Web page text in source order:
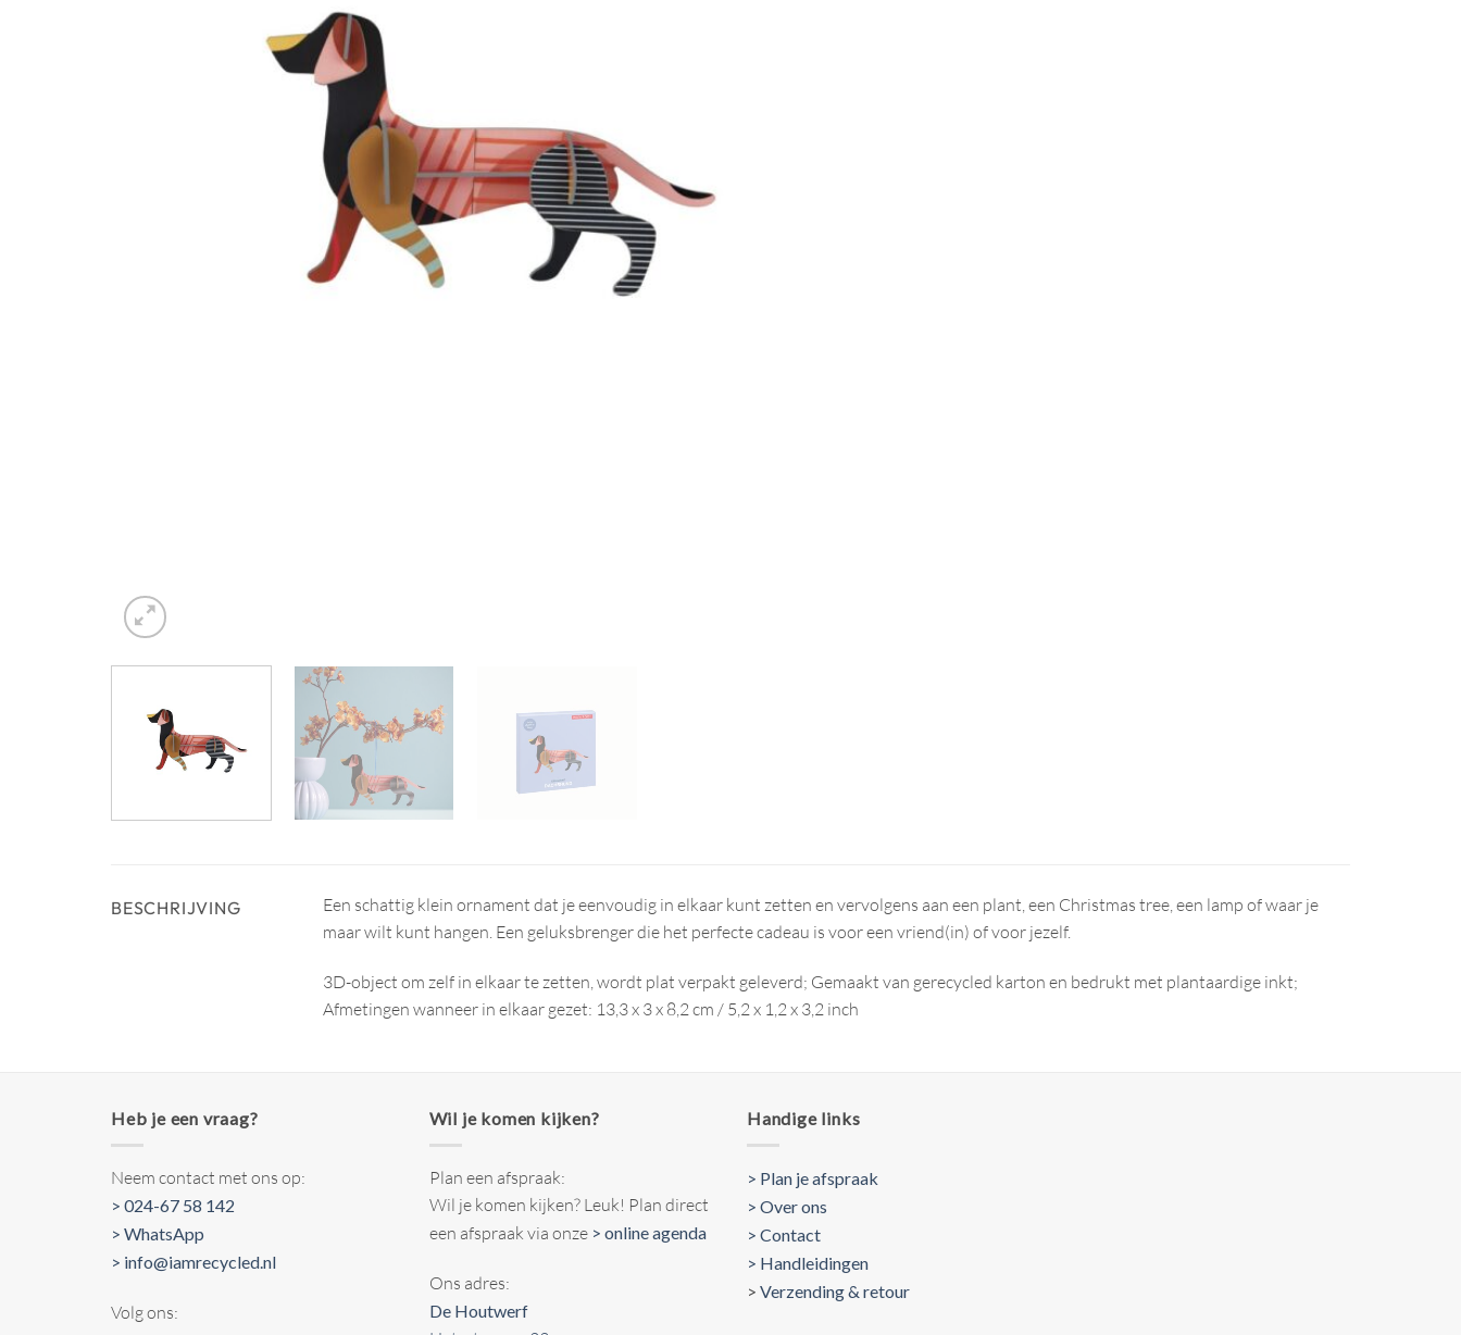
BESCHRIJVING
Een schattig klein ornament dat je eenvoudig in elkaar kunt zetten en vervolgens aan een plant, een Christmas tree, een lamp of waar je
maar wilt kunt hangen. Een geluksbrenger die het perfecte cadeau is voor een vriend(in) of voor jezelf.
3D-object om zelf in elkaar te zetten, wordt plat verpakt geleverd; Gemaakt van gerecycled karton en bedrukt met plantaardige inkt;
Afmetingen wanneer in elkaar gezet: 13,3 x 3 x 8,2 cm / 5,2 x 1,2 x 3,2 inch
Heb je een vraag?
Neem contact met ons op:
> 024-67 58 142
> WhatsApp
> info@iamrecycled.nl
Volg ons:
Wil je komen kijken?
Plan een afspraak:
Wil je komen kijken? Leuk! Plan direct
een afspraak via onze > online agenda
Ons adres:
De Houtwerf
Handige links
> Plan je afspraak
> Over ons
> Contact
> Handleidingen
> Verzending & retour